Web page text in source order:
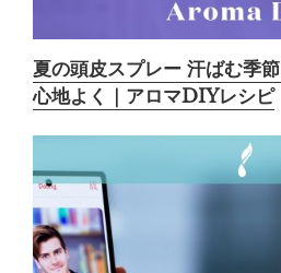
夏の頭皮スプレー 汗ばむ季
心地よく｜アロマDIYレシピ